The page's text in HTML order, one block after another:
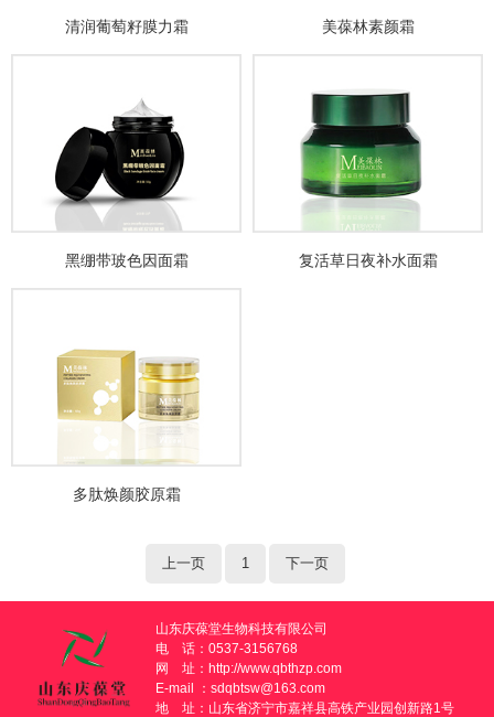
清润葡萄籽膜力霜 美葆林素颜霜
黑绷带玻色因面霜 复活草日夜补水面霜
多肽焕颜胶原霜
上一页 1 下一页
山东庆葆堂生物科技有限公司
电 话：0537-3156768
网 址：http://www.qbthzp.com
E-mail ：sdqbtsw@163.com
地 址：山东省济宁市嘉祥县高铁产业园创新路1号